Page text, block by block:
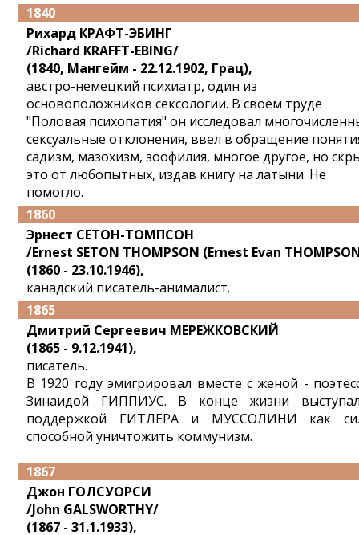
1840
Рихард КРАФТ-ЭБИНГ
/Richard KRAFFT-EBING/
(1840, Мангейм - 22.12.1902, Грац),
австро-немецкий психиатр, один из
основоположников сексологии. В своем труде
"Половая психопатия" он исследовал
сексуальные отклонения, ввел в обращение
садизм, мазохизм, зоофилия, многое другое, но
это от любопытных, издав книгу на латыни. Не
помогло.
1860
Эрнест СЕТОН-ТОМПСОН
/Ernest SETON THOMPSON (Ernest Evan
(1860 - 23.10.1946),
канадский писатель-анималист.
1865
Дмитрий Сергеевич МЕРЕЖКОВСКИЙ
(1865 - 9.12.1941),
писатель.
В 1920 году эмигрировал вместе с женой -
Зинаидой ГИППИУС. В конце жизни
поддержкой ГИТЛЕРА и МУССОЛИНИ как
способной уничтожить коммунизм.
1867
Джон ГОЛСУОРСИ
/John GALSWORTHY/
(1867 - 31.1.1933),